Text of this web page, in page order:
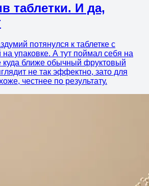
таблетки. И да,
потянулся к таблетке с
на упаковке. А тут поймал себя на
куда ближе обычный фруктовый
не так эффектно, зато для
честнее по результату.